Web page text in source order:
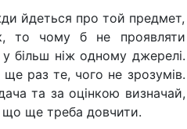
йдеться про той предмет,
то чому б не проявляти
більш ніж одному джерелі.
раз те, чого не зрозумів.
та за оцінкою визначай,
що ще треба довчити.